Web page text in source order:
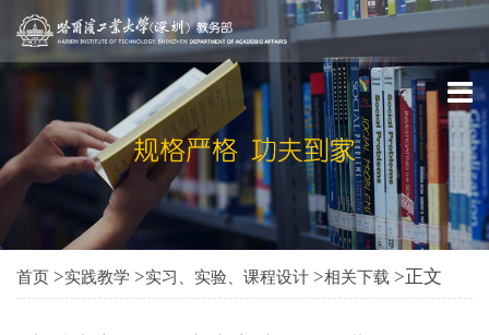
首页 >实践教学 >实习、实验、课程设计 >相关下载 >正文